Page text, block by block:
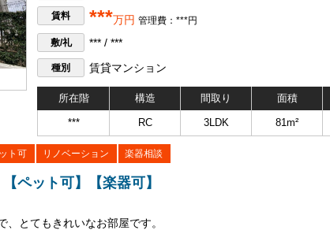
賃料 ***万円 管理費：***円
敷/礼
*** / ***
種別 賃貸マンション
所在階 構造 間取り 面積
*** RC 3LDK 81m²
ト可 リノベーション 楽器相談
ペット可】【楽器可】
とてもきれいなお部屋です。